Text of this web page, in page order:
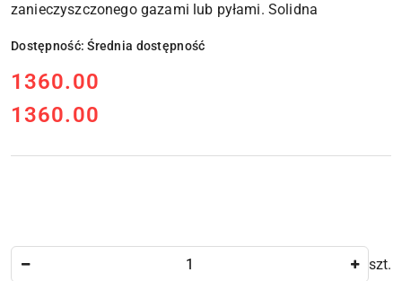
zanieczyszczonego gazami lub pyłami. Solidna
Dostępność:Średnia dostępność
cena:
1360.00
Cena:
1360.00
szt.